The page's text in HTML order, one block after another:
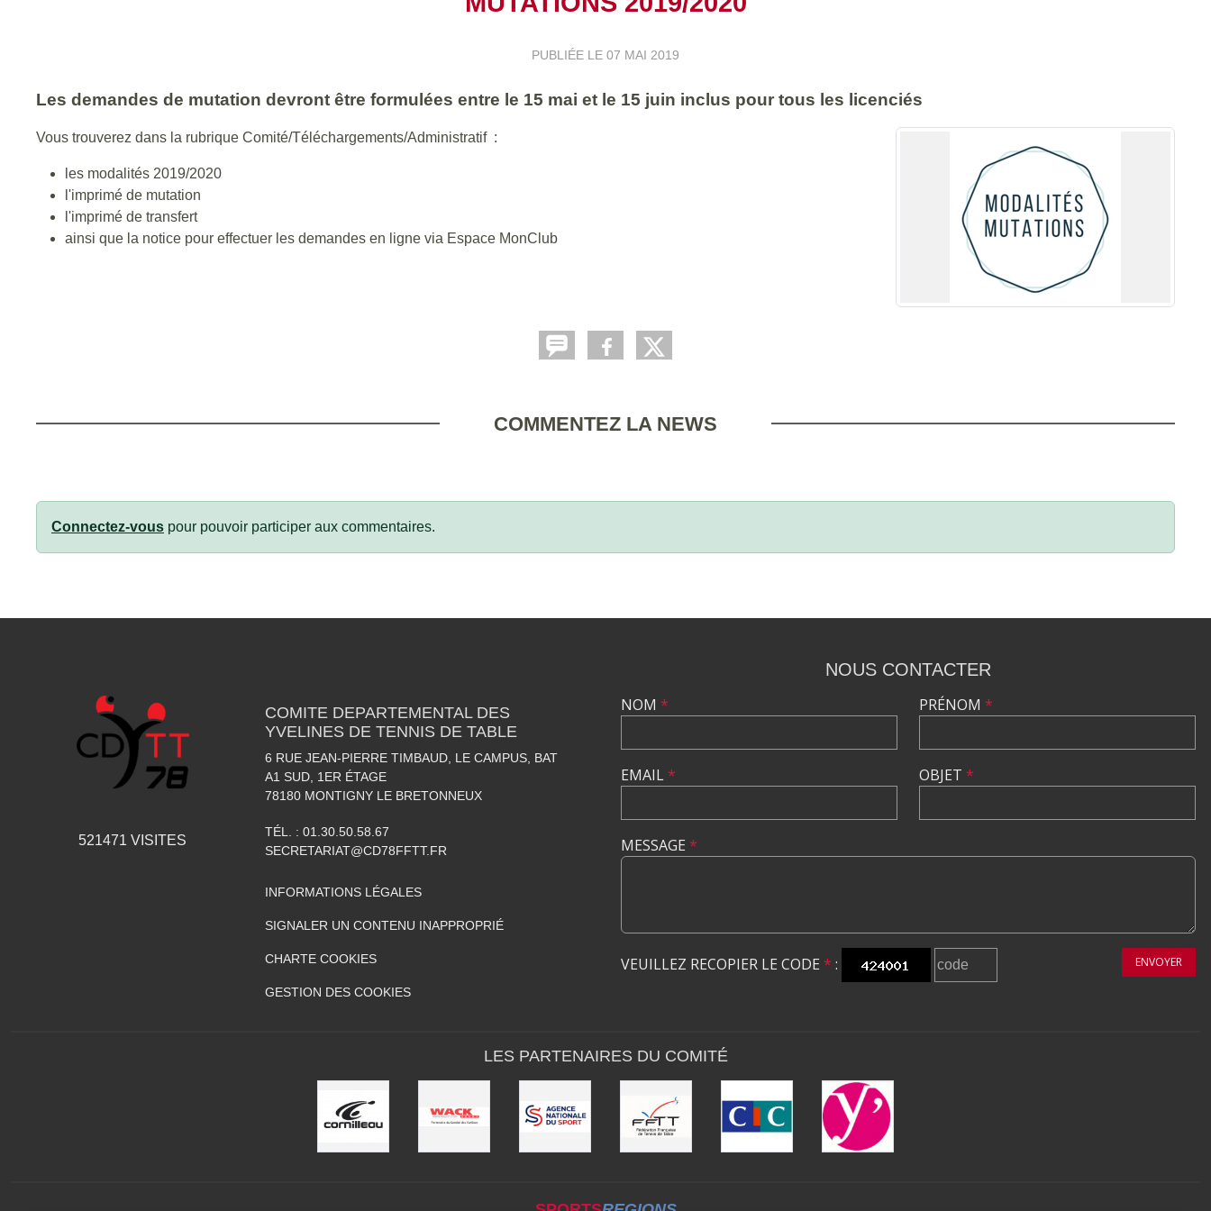
PUBLIÉE LE 07 MAI 2019
Les demandes de mutation devront être formulées entre le 15 mai et le 15 juin inclus pour tous les licenciés
Vous trouverez dans la rubrique Comité/Téléchargements/Administratif :
les modalités 2019/2020
l'imprimé de mutation
l'imprimé de transfert
ainsi que la notice pour effectuer les demandes en ligne via Espace MonClub
COMMENTEZ LA NEWS
Connectez-vous pour pouvoir participer aux commentaires.
521471 VISITES
COMITE DEPARTEMENTAL DES
YVELINES DE TENNIS DE TABLE
6 RUE JEAN-PIERRE TIMBAUD, LE CAMPUS, BAT
A1 SUD, 1ER ÉTAGE
78180 MONTIGNY LE BRETONNEUX
TÉL. : 01.30.50.58.67
SECRETARIAT@CD78FFTT.FR
INFORMATIONS LÉGALES
SIGNALER UN CONTENU INAPPROPRIÉ
CHARTE COOKIES
GESTION DES COOKIES
NOUS CONTACTER
NOM *
EMAIL*
PRÉNOM *
OBJET *
MESSAGE *
VEUILLEZ RECOPIER LE CODE * : ENVOYER
LES PARTENAIRES DU COMITÉ